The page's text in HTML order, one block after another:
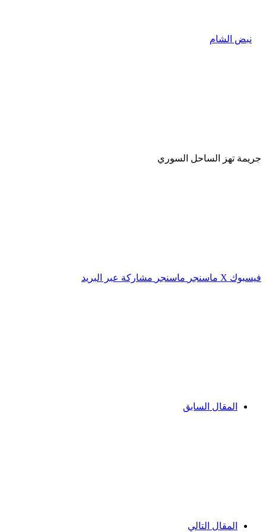
جريمة تهز الساحل السوري
فيسبوك ‫X ماسنجر ماسنجر مشاركة عبر البريد
المقال السابق
المقال التالي